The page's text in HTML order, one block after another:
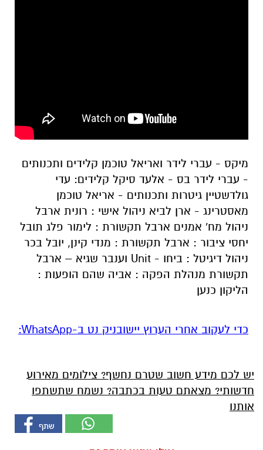
מיקס - עברי לידר ואריאל טוכמן קלידים ותכנותים
- עברי לידר בס - אלעד סיקל קלידים: עדי
גולדשטיין גיטרות ותכנותים - אריאל טוכמן
מאסטרינג - ארן לביא ניהול אישי : רונית ארבל
ניהול מח' אמנים ארבל תקשורת : לימור פלג תובל
יחסי ציבור : ארבל תקשורת : מנדי קינן, יובל בכר
ניהול דיגיטל : ביחו - Unit וענבר שגיא – ארבל
תקשורת מנהלת הפקה : אביה שהם הופעות :
הליקון כנען
‏כדי לעקוב אחרי הערוץ יישובניק נט ב-WhatsApp:‏‏‏
יש לכם מידע חשוב שטרם נחשף? צילומים מאירוע
חדשותי? מצאתם טעות בכתבה? נשמח שתשתפו
אותנו